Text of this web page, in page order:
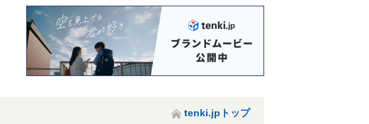
tenki.jpトップ